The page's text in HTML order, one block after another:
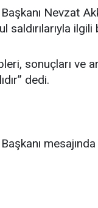
Nevzat
ilgili
sonuçları ve
dedi.